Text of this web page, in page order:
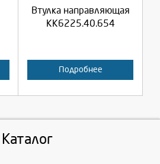
Втулка направляющая
КК6225.40.654
Подробнее
Отмена
Каталог